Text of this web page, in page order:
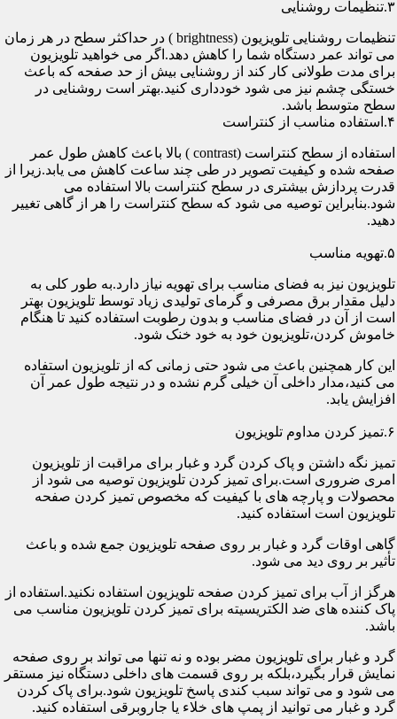
۳.تنظیمات روشنایی
تنظیمات روشنایی تلویزیون (brightness ) در حداکثر سطح در هر زمان
می تواند عمر دستگاه شما را کاهش دهد.اگر می خواهید تلویزیون
برای مدت طولانی کار کند از روشنایی بیش از حد صفحه که باعث
خستگی چشم نیز می شود خودداری کنید.بهتر است روشنایی در
سطح متوسط باشد.
۴.استفاده مناسب از کنتراست
استفاده از سطح کنتراست (contrast ) بالا باعث کاهش طول عمر
صفحه شده و کیفیت تصویر در طی چند ساعت کاهش می یابد.زیرا از
قدرت پردازش بیشتری در سطح کنتراست بالا استفاده می
شود.بنابراین توصیه می شود که سطح کنتراست را هر از گاهی تغییر
دهید.
۵.تهویه مناسب
تلویزیون نیز به فضای مناسب برای تهویه نیاز دارد.به طور کلی به
دلیل مقدار برق مصرفی و گرمای تولیدی زیاد توسط تلویزیون بهتر
است از آن در فضای مناسب و بدون رطوبت استفاده کنید تا هنگام
خاموش کردن،تلویزیون خود به خود خنک شود.
این کار همچنین باعث می شود حتی زمانی که از تلویزیون استفاده
می کنید،مدار داخلی آن خیلی گرم نشده و در نتیجه طول عمر آن
افزایش یابد.
۶.تمیز کردن مداوم تلویزیون
تمیز نگه داشتن و پاک کردن گرد و غبار برای مراقبت از تلویزیون
امری ضروری است.برای تمیز کردن تلویزیون توصیه می شود از
محصولات و پارچه های با کیفیت که مخصوص تمیز کردن صفحه
تلویزیون است استفاده کنید.
گاهی اوقات گرد و غبار بر روی صفحه تلویزیون جمع شده و باعث
تأثیر بر روی دید می شود.
هرگز از آب برای تمیز کردن صفحه تلویزیون استفاده نکنید.استفاده از
پاک کننده های ضد الکتریسیته برای تمیز کردن تلویزیون مناسب می
باشد.
گرد و غبار برای تلویزیون مضر بوده و نه تنها می تواند بر روی صفحه
نمایش قرار بگیرد،بلکه بر روی قسمت های داخلی دستگاه نیز مستقر
می شود و می تواند سبب کندی پاسخ تلویزیون شود.برای پاک کردن
گرد و غبار می توانید از پمپ های خلاء یا جاروبرقی استفاده کنید.